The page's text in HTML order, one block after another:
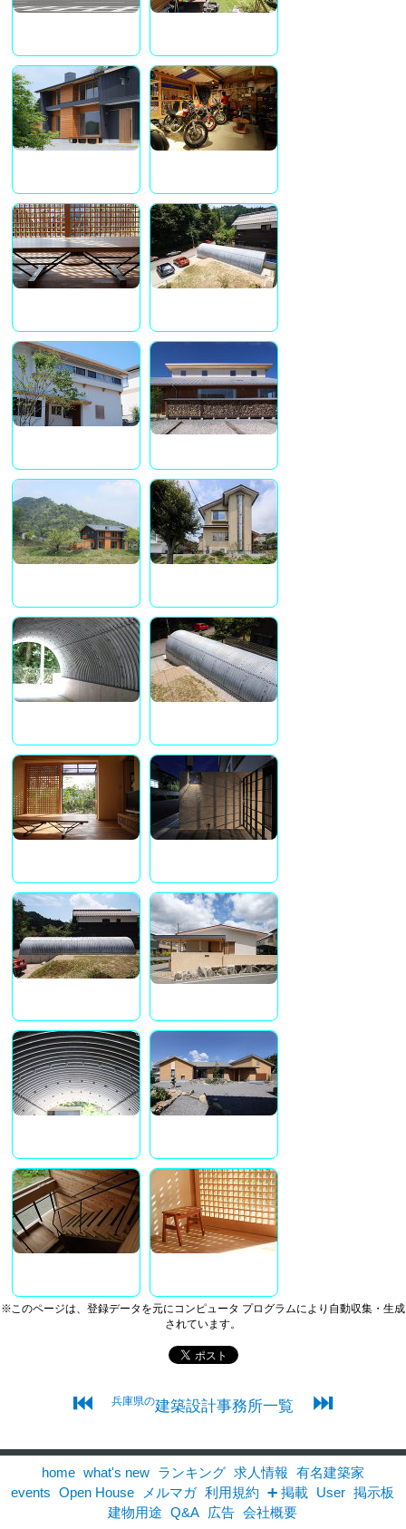
※このページは、登録データを元にコンピュータ プログラムにより自動収集・生成
されています。
⏮ 兵庫県の建築設計事務所一覧 ⏭
home what's new ランキング 求人情報 有名建築家
events
Open House メルマガ 利用規約 ➕ 掲載 User 掲示板
建物用途
Q&A 広告 会社概要